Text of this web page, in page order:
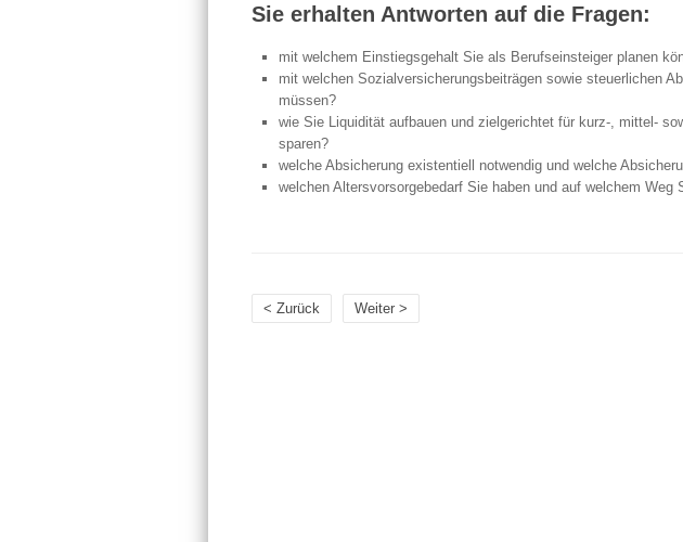
Sie erhalten Antworten auf die Fragen:
mit welchem Einstiegsgehalt Sie als Berufseinsteiger planen
mit welchen Sozialversicherungsbeiträgen sowie steuerlichen
müssen?
wie Sie Liquidität aufbauen und zielgerichtet für kurz-, mittel-
sparen?
welche Absicherung existentiell notwendig und welche
welchen Altersvorsorgebedarf Sie haben und auf welchem Weg
< Zurück Weiter >